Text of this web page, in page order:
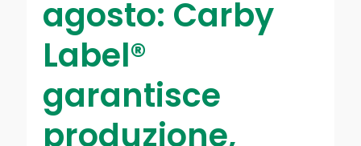
agosto: Carby
Label®
garantisce
produzione,